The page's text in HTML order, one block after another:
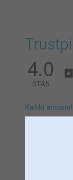
4.0
STÄ5
Kaikki